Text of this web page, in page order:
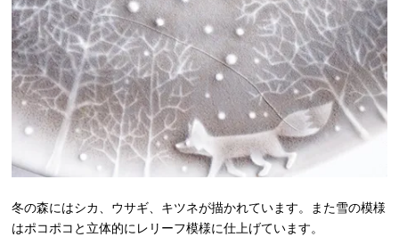
冬の森にはシカ、ウサギ、キツネが描かれています。また雪の模様
はポコポコと立体的にレリーフ模様に仕上げています。